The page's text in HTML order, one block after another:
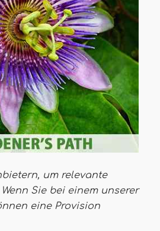
um relevante
Sie bei einem unserer
eine Provision